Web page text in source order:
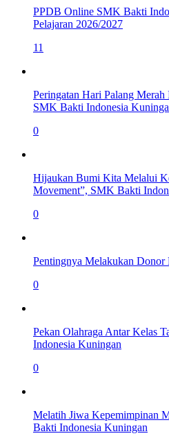
PPDB Online SMK Bakti
Pelajaran 2026/2027
11
Peringatan Hari Palang
SMK Bakti Indonesia
0
Hijaukan Bumi Kita Melalui
Movement”, SMK Bakti
0
Pentingnya Melakukan Donor
0
Pekan Olahraga Antar Kelas
Indonesia Kuningan
0
Melatih Jiwa Kepemimpinan
Bakti Indonesia Kuningan